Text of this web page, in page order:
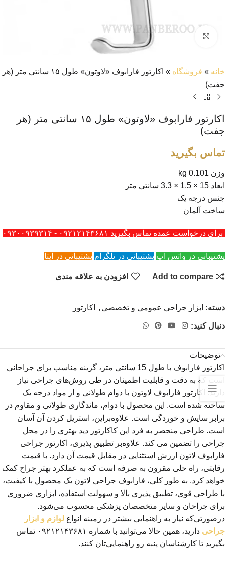
بزرگنمایی تصویر
خانه » فروشگاه »
اکارتور فارابوف «لاوتون» طول ۱۵ سانتی متر (هر
جفت)
اکارتور فارابوف «لاوتون» طول ۱۵ سانتی متر (هر
جفت)
تماس بگیرید
وزن 0.101 kg
ابعاد 15 × 1.5 × 3.3 سانتی متر
جنس درجه یک
ساخت آلمان
برای درخواست عمده تماس بگیرید ۰۹۲۱۲۱۴۳۶۸۱ - ۰۹۳۰۰۹۳۹۳۱۴
پشتیبانی در واتس اپ پشتیبانی در تلگرام پشتیبانی در ایتا
Add to compare افزودن به علاقه مندی
دسته: ابزار جراحی عمومی و تخصصی , اکارتور
دنبال کنید:
توضیحات
اکارتور فارابوف با طول 15 سانتی متر، گزینه مناسب برای جراحانی
است که به دقت و قابلیت اطمینان در طی روش‌های جراحی نیاز
دارند. اکارتور فارابوف لاوتون با دوام طولانی و از مواد درجه یک
ساخته شده است. این محصول با دوام، ماندگاری طولانی و مقاوم در
برابر سایش و خوردگی است. علاوه‌براین، استریل کردن آن آسان
است. طراحی منحصر به فرد این کاکارتور دید بهتری را در محل
جراحی را تضمین می کند. علاوه‌بر تطبیق پذیری، اکارتور جراحی
فارابوف لاتون ارزش استثنایی در مقابل قیمت آن دارد. با قیمت
رقابتی، راه حلی مقرون به صرفه است که به عملکرد بهتر جراح کمک
خواهد کرد. به طور کلی، فارابوف جراحی لاتون یک محصول با کیفیت،
با طراحی قوی، تطبیق پذیری بالا و سهولت استفاده، ابزاری ضروری
برای جراحان و سایر متخصصان پزشکی محسوب می‌شود.
درصورتی‌که نیاز به راهنمایی بیشتر در زمینه انواع لوازم و ابزار
جراحی
دارید، همین حالا می‌توانید با شماره ۰۹۲۱۲۱۴۳۶۸۱ تماس
بگیرید تا کارشناسان پنبه رو راهنمایی‌تان کنند.